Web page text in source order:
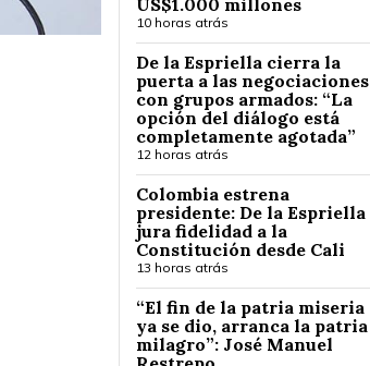
10 horas atrás
De la Espriella cierra la
puerta a las negociaciones
con grupos armados: “La
opción del diálogo está
completamente agotada”
12 horas atrás
Colombia estrena
presidente: De la Espriella
jura fidelidad a la
Constitución desde Cali
13 horas atrás
“El fin de la patria miseria
ya se dio, arranca la patria
milagro”: José Manuel